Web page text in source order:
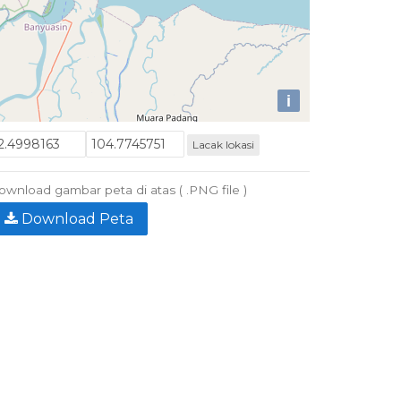
i
Lacak lokasi
gambar peta di atas ( .PNG file )
Download Peta